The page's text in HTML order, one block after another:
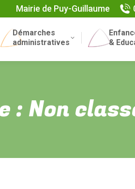
Mairie de Puy-Guillaume
Démarches
administratives
&
: Non